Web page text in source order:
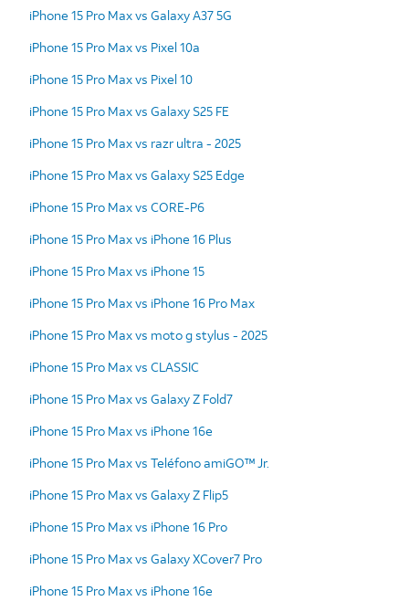
iPhone 15 Pro Max vs Galaxy A37 5G
iPhone 15 Pro Max vs Pixel 10a
iPhone 15 Pro Max vs Pixel 10
iPhone 15 Pro Max vs Galaxy S25 FE
iPhone 15 Pro Max vs razr ultra - 2025
iPhone 15 Pro Max vs Galaxy S25 Edge
iPhone 15 Pro Max vs CORE-P6
iPhone 15 Pro Max vs iPhone 16 Plus
iPhone 15 Pro Max vs iPhone 15
iPhone 15 Pro Max vs iPhone 16 Pro Max
iPhone 15 Pro Max vs moto g stylus - 2025
iPhone 15 Pro Max vs CLASSIC
iPhone 15 Pro Max vs Galaxy Z Fold7
iPhone 15 Pro Max vs iPhone 16e
iPhone 15 Pro Max vs Teléfono amiGO™ Jr.
iPhone 15 Pro Max vs Galaxy Z Flip5
iPhone 15 Pro Max vs iPhone 16 Pro
iPhone 15 Pro Max vs Galaxy XCover7 Pro
iPhone 15 Pro Max vs iPhone 16e